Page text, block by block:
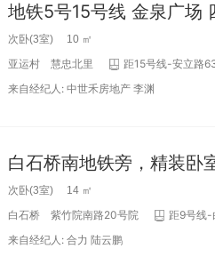
地铁5号15号线 金泉广场
次卧(3室) 10 ㎡
亚运村 慧忠北里
距15号线-安立路
来自经纪人: 中世禾房地产 李渊
次卧(3室) 14 ㎡
白石桥 紫竹院南路20号院
距9号线-
来自经纪人: 合力 陆云鹏